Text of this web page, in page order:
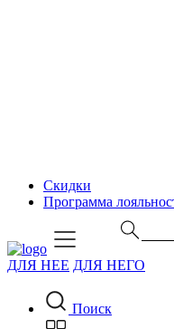
Скидки
Программа
ДЛЯ НЕЕ ДЛЯ НЕГО
Поиск